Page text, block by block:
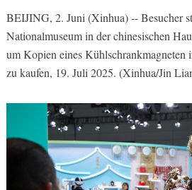
BEIJING, 2. Juni (Xinhua) -- Besucher
Nationalmuseum in der chinesischen
um Kopien eines Kühlschrankmagneten
zu kaufen, 19. Juli 2025. (Xinhua/Jin